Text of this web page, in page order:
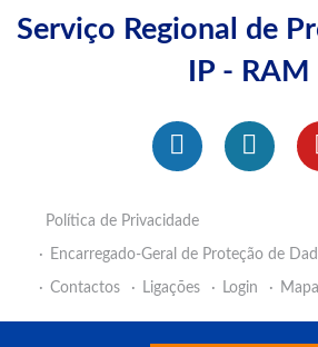
Serviço Regional de
IP - RAM
Política de Privacidade
Encarregado-Geral de Proteção de
Contactos
Ligações Login